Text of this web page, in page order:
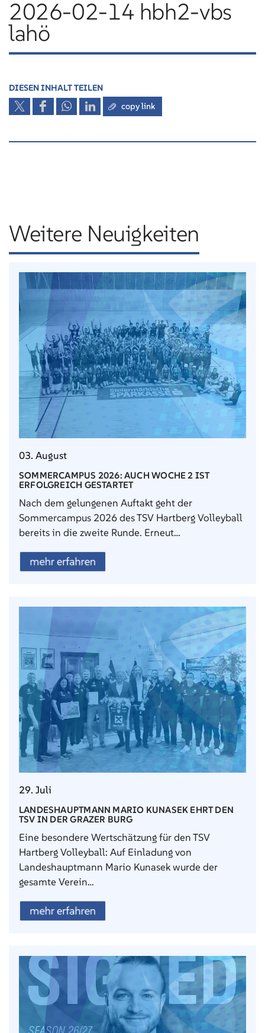
2026-02-14 hbh2-vbs
lahö
DIESEN INHALT TEILEN
copy link
Weitere Neuigkeiten
03. August
SOMMERCAMPUS 2026: AUCH WOCHE 2 IST
ERFOLGREICH GESTARTET
Nach dem gelungenen Auftakt geht der
Sommercampus 2026 des TSV Hartberg Volleyball
bereits in die zweite Runde. Erneut…
mehr erfahren
29. Juli
LANDESHAUPTMANN MARIO KUNASEK EHRT DEN
TSV IN DER GRAZER BURG
Eine besondere Wertschätzung für den TSV
Hartberg Volleyball: Auf Einladung von
Landeshauptmann Mario Kunasek wurde der
gesamte Verein…
mehr erfahren